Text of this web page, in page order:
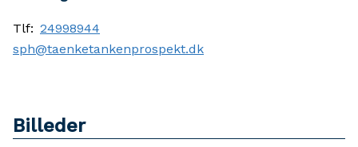
Tlf: 24998944
sph@taenketankenprospekt.dk
Billeder